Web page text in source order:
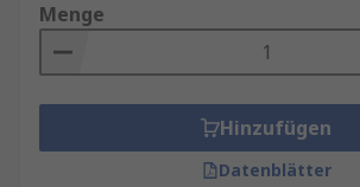
Menge
Hinzufügen
Datenblätter